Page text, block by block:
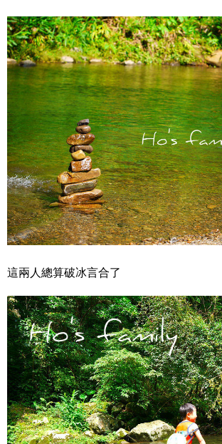
這兩人總算破冰言合了